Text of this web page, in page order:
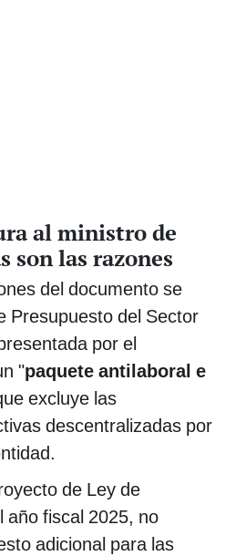
al ministro de
son las razones
del documento se
Presupuesto del Sector
por el
"paquete antilaboral e
excluye las
descentralizadas por
de Ley de
año fiscal 2025, no
adicional para las